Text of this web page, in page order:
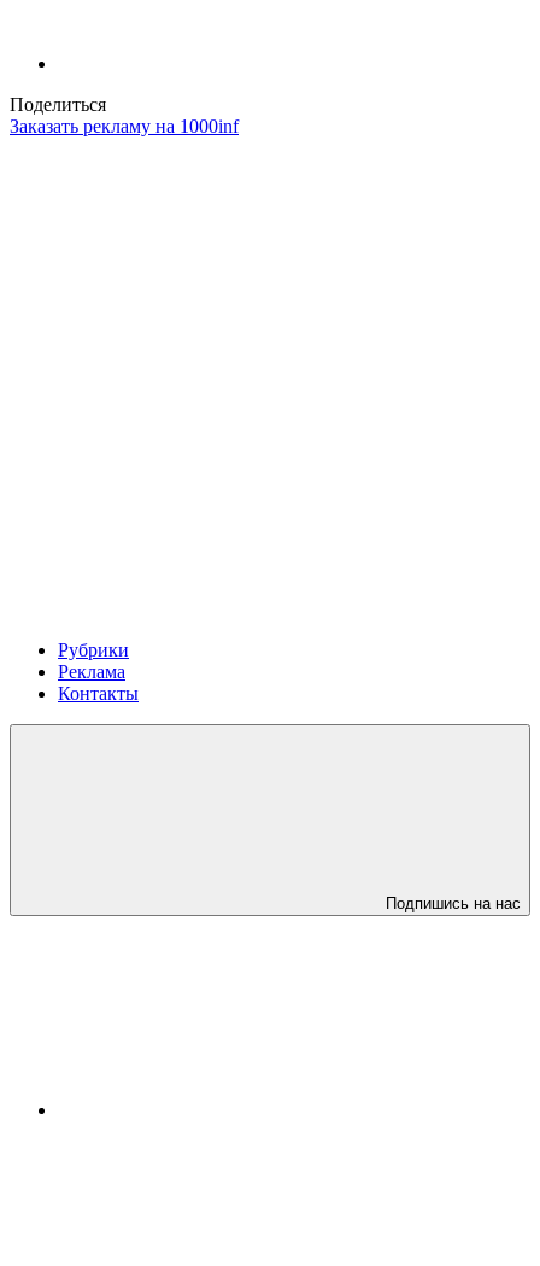
Поделиться
Заказать рекламу на 1000inf
Рубрики
Реклама
Контакты
Подпишись на нас